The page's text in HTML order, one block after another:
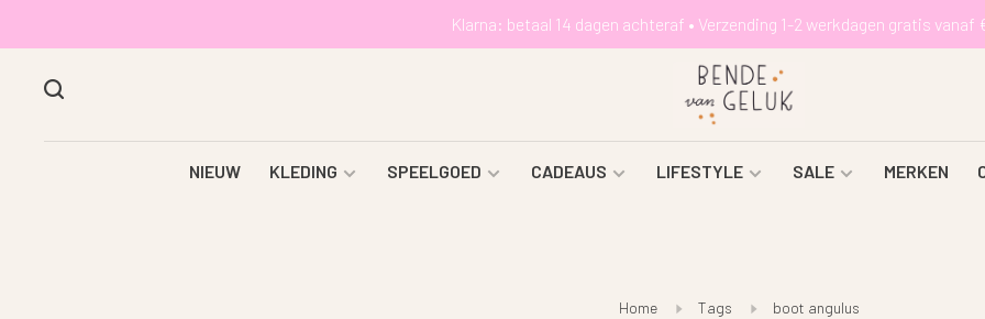
Klarna: betaal 14 dagen achteraf • Verzending 1-2 werkdagen gratis vanaf
NIEUW KLEDING SPEELGOED CADEAUS LIFESTYLE SALE MERKEN
Home Tags boot angulus